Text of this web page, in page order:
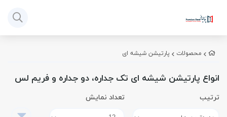
محصولات پارتیشن شیشه ای
انواع پارتیشن شیشه ای تک جداره، دو جداره و فریم لس
ترتیب تعداد نمایش